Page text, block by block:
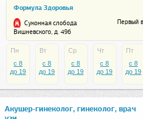
Формула Здоровья
Суконная слобода
Вишневского, д. 49б
Первый
Пн
c 8
до 19
Вт
c 8
до 19
Ср
c 8
до 19
Чт
c 8
до 19
Пт
c 8
до 19
Акушер-гинеколог, гинеколог, врач